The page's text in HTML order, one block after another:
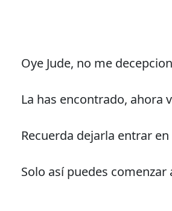
Oye Jude, no me
La has encontrado, ahora
Recuerda dejarla entrar
Solo así puedes comenzar